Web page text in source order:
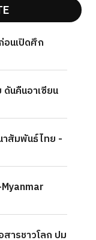
อนเปิดศึก
นคืนอาเซียน
สัมพันธ์ไทย -
ารชาวโลก ปม